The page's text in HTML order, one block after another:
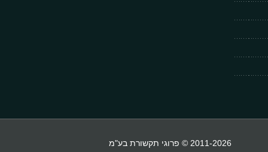
2011-2026 © פרוגי תקשורת בע"מ